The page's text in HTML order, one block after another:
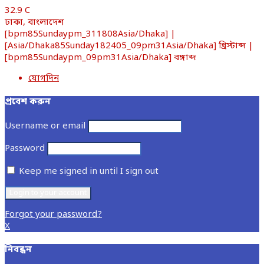
32.9 C
ঢাকা, বাংলাদেশ
[bpm85Sundaypm_311808Asia/Dhaka] |
[Asia/Dhaka85Sunday182405_09pm31Asia/Dhaka] খ্রিস্টাব্দ |
[bpm85Sundaypm_09pm31Asia/Dhaka] বঙ্গাব্দ
যোগদিন
প্রবেশ করুন
Username or email
Password
Keep me signed in until I sign out
Forgot your password?
X
নিবন্ধন